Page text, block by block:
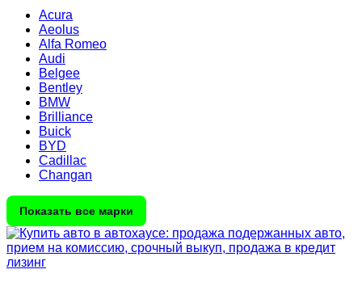
Acura
Aeolus
Alfa Romeo
Audi
Belgee
Bentley
BMW
Brilliance
Buick
BYD
Cadillac
Changan
Показать все марки